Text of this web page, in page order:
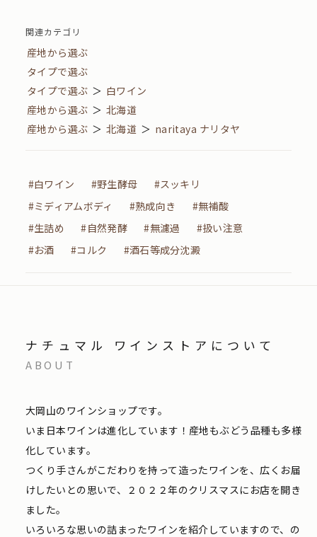
関連カテゴリ
産地から選ぶ
タイプで選ぶ
タイプで選ぶ ＞ 白ワイン
産地から選ぶ ＞ 北海道
産地から選ぶ ＞ 北海道 ＞ naritaya ナリタヤ
#白ワイン #野生酵母
#スッキリ
#ミディアムボディ
#熟成向き
#無補酸
#生詰め
#自然発酵 #無濾過
#扱い注意
#お酒
#コルク #酒石等成分沈澱
ナチュマル ワインストアについて
ABOUT
大岡山のワインショップです。
いま日本ワインは進化しています！産地もぶどう品種も多様
化しています。
つくり手さんがこだわりを持って造ったワインを、広くお届
けしたいとの思いで、２０２２年のクリスマスにお店を開き
ました。
いろいろな思いの詰まったワインを紹介していますので、の